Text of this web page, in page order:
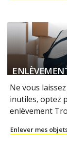
Ne vous
inutiles, optez
enlèvement
Enlever mes